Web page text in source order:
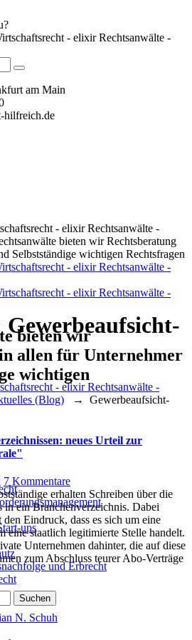
am Main
hilfreich.de
- elixir Rechtsanwälte -
bieten wir Rechtsberatung
Selbstständige wichtigen Rechtsfragen
bieten wir
allen für Unternehmer
wichtigen
ups
und Erbrecht
N. Schuh
Gewerbeaufsicht-
- elixir Rechtsanwälte -
(Blog) → Gewerbeaufsicht-
neues Urteil zur
7 Kommentarezu
Abzocke
mit
Branchenverzeichnissen:
neues
Urteil
zur
"Gewerbeauskunft-
erhalten Schreiben über die
in ein Branchenverzeichnis. Dabei
Eindruck, dass es sich um eine
eine staatlich legitimierte Stelle handelt.
Unternehmen dahinter, die auf diese
zum Abschluss teurer Abo-Verträge